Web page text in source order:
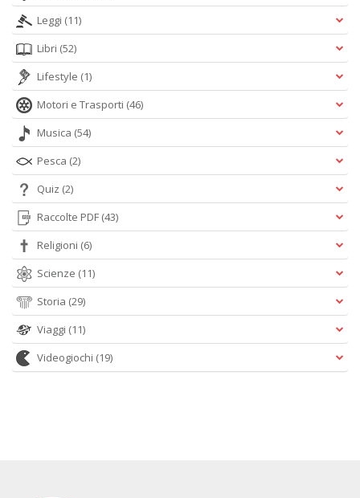
Leggi (11)
Libri (52)
Lifestyle (1)
Motori e Trasporti (46)
Musica (54)
Pesca (2)
Quiz (2)
Raccolte PDF (43)
Religioni (6)
Scienze (11)
Storia (29)
Viaggi (11)
Videogiochi (19)